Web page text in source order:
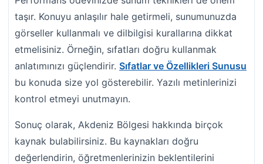
taşır. Konuyu anlaşılır hale getirmeli, sunumunuzda
görseller kullanmalı ve dilbilgisi kurallarına dikkat
etmelisiniz. Örneğin, sıfatları doğru kullanmak
anlatımınızı güçlendirir. Sıfatlar ve Özellikleri Sunusu
bu konuda size yol gösterebilir. Yazılı metinlerinizi
kontrol etmeyi unutmayın.
Sonuç olarak, Akdeniz Bölgesi hakkında birçok
kaynak bulabilirsiniz. Bu kaynakları doğru
değerlendirin, öğretmenlerinizin beklentilerini